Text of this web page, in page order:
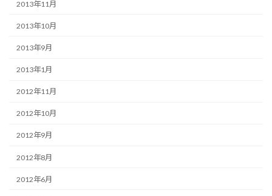
2013年11月
2013年10月
2013年9月
2013年1月
2012年11月
2012年10月
2012年9月
2012年8月
2012年6月